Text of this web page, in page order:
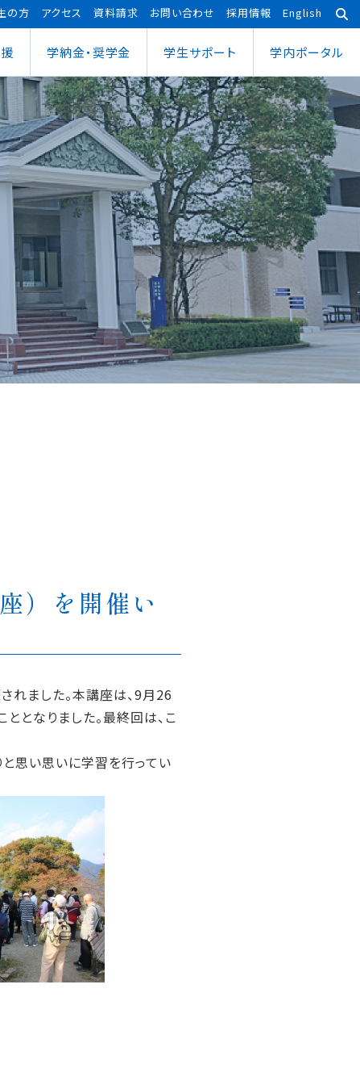
の方 アクセス 資料請求 お問い合わせ 採用情報 English
ツ健康科学部
ーツ健康科学科
大学院
応用理工学専攻
社会システム学専攻
あわら宇宙センター
学納金・奨学金 学⽣サポート 学内ポータル
）を開催い
れました。本講座は、9月26
となりました。最終回は、こ
思い思いに学習を行ってい